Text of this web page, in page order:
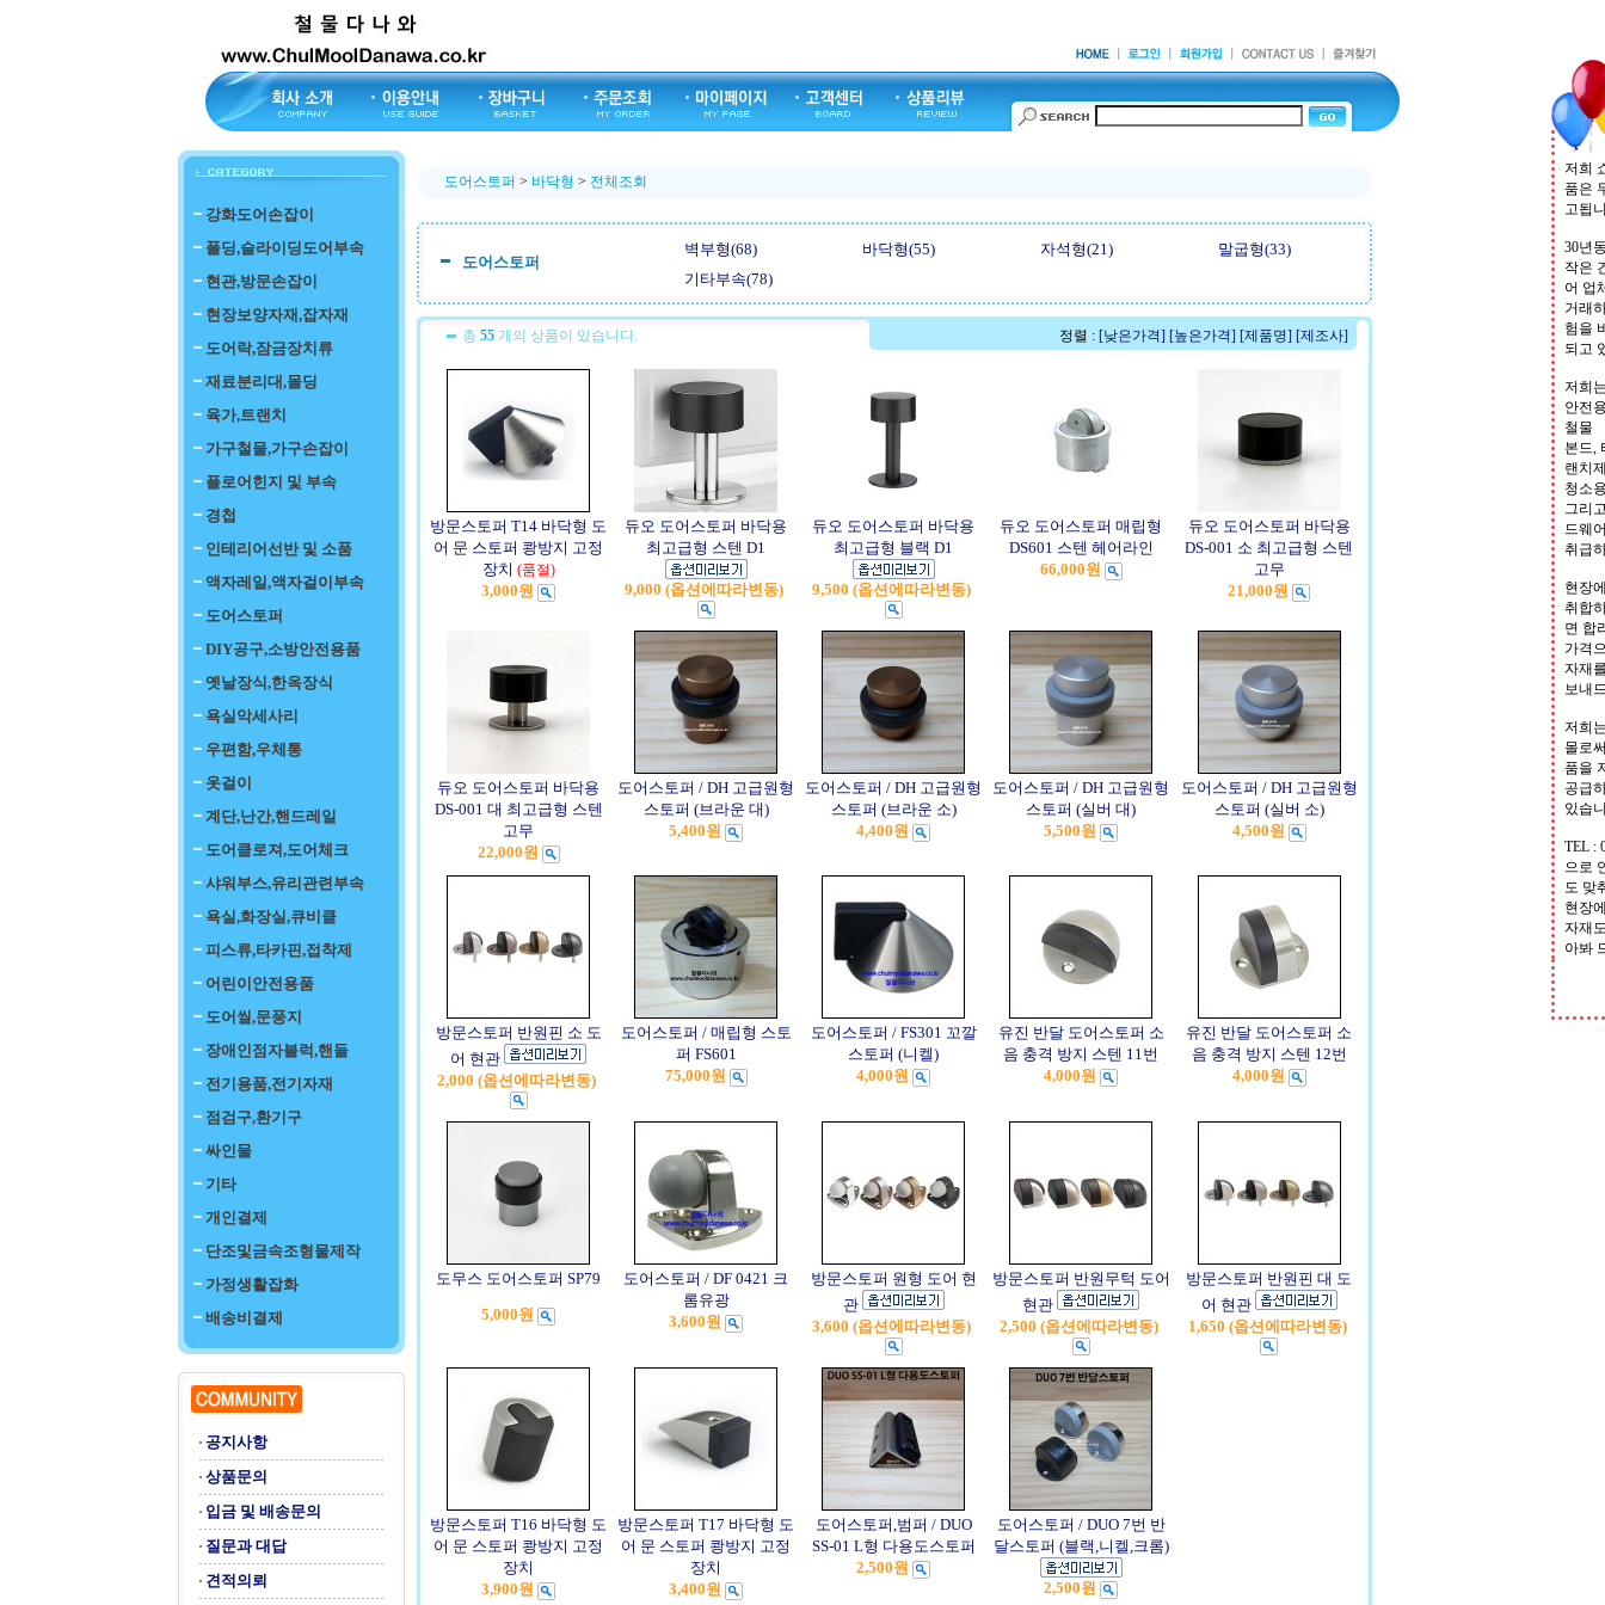
강화도어손잡이
폴딩,슬라이딩도어부속
현관,방문손잡이
현장보양자재,잡자재
도어락,잠금장치류
재료분리대,몰딩
육가,트랜치
가구철물,가구손잡이
플로어힌지 및 부속
경첩
인테리어선반 및 소품
액자레일,액자걸이부속
도어스토퍼
DIY공구,소방안전용품
옛날장식,한옥장식
욕실악세사리
우편함,우체통
옷걸이
계단,난간,핸드레일
도어클로져,도어체크
샤워부스,유리관련부속
욕실,화장실,큐비클
피스류,타카핀,접착제
어린이안전용품
도어씰,문풍지
장애인점자블럭,핸들
전기용품,전기자재
점검구,환기구
싸인물
기타
개인결제
단조및금속조형물제작
가정생활잡화
배송비결제
공지사항
상품문의
입금 및 배송문의
질문과 대답
견적의뢰
도어스토퍼 > 바닥형 > 전체조회
도어스토퍼
벽부형(68) 바닥형(55) 자석형(21)
말굽형(33)
기타부속(78)
총 55개의 상품이 있습니다. 정렬 : [낮은가격] [높은가격] [제품명] [제조사]
방문스토퍼 T14 바닥형 도
어 문 스토퍼 쾅방지 고정
장치 (품절)
3,000원
듀오 도어스토퍼 바닥용
최고급형 스텐 D1
9,000 (옵션에따라변동)
듀오 도어스토퍼 바닥용
최고급형 블랙 D1
9,500 (옵션에따라변동)
듀오 도어스토퍼 매립형
DS601 스텐 헤어라인
66,000원
듀오 도어스토퍼 바닥용
DS-001 소 최고급형 스텐
고무
21,000원
듀오 도어스토퍼 바닥용
DS-001 대 최고급형 스텐
고무
22,000원
도어스토퍼 / DH 고급원형
스토퍼 (브라운 대)
5,400원
도어스토퍼 / DH 고급원형
스토퍼 (브라운 소)
4,400원
도어스토퍼 / DH 고급원형
스토퍼 (실버 대)
5,500원
도어스토퍼 / DH 고급원형
스토퍼 (실버 소)
4,500원
방문스토퍼 반원핀 소 도
어 현관
2,000 (옵션에따라변동)
도어스토퍼 / 매립형 스토
퍼 FS601
75,000원
도어스토퍼 / FS301 꼬깔
스토퍼 (니켈)
4,000원
유진 반달 도어스토퍼 소
음 충격 방지 스텐 11번
4,000원
유진 반달 도어스토퍼 소
음 충격 방지 스텐 12번
4,000원
도무스 도어스토퍼 SP79
5,000원
도어스토퍼 / DF 0421 크
롬유광
3,600원
방문스토퍼 원형 도어 현
관
3,600 (옵션에따라변동)
방문스토퍼 반원무턱 도어
현관
2,500 (옵션에따라변동)
방문스토퍼 반원핀 대 도
어 현관
1,650 (옵션에따라변동)
방문스토퍼 T16 바닥형 도
어 문 스토퍼 쾅방지 고정
장치
3,900원
방문스토퍼 T17 바닥형 도
어 문 스토퍼 쾅방지 고정
장치
3,400원
도어스토퍼,범퍼 / DUO
SS-01 L형 다용도스토퍼
2,500원
도어스토퍼 / DUO 7번 반
달스토퍼 (블랙,니켈,크롬)
2,500원
저희
품은
고됩
30년
작은
어 업
거래
험을
되고
저희
안전
철물
본드,
랜치
청소
그리
드웨
취급
현장
취합
면 합
가격
자재
보내
저희
몰로
품을
공급
있습
TEL :
으로
도 맞
현장
자재
아봐